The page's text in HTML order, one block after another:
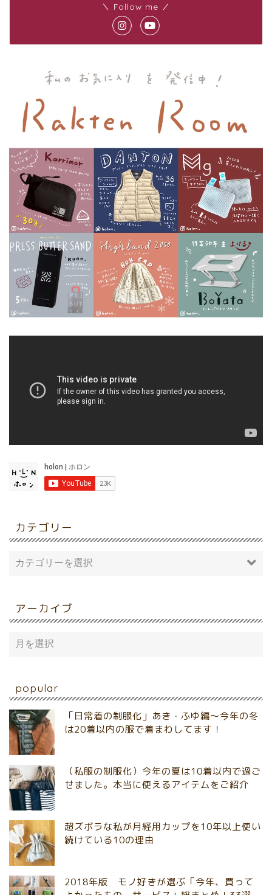
＼ Follow me ／
カテゴリー
アーカイブ
popular
「日常着の制服化」あき・ふゆ編～今年の冬
は20着以内の服で着まわしてます！
（私服の制服化）今年の夏は10着以内で過ご
せました。本当に使えるアイテムをご紹介
超ズボラな私が月経用カップを10年以上使い
続けている10の理由
2018年版 モノ好きが選ぶ「今年、買って